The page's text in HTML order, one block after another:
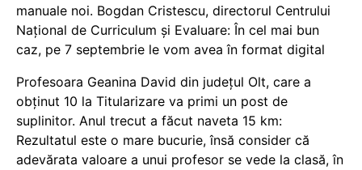
manuale noi. Bogdan Cristescu, directorul Centrului
Național de Curriculum și Evaluare: În cel mai bun
caz, pe 7 septembrie le vom avea în format digital
Profesoara Geanina David din județul Olt, care a
obținut 10 la Titularizare va primi un post de
suplinitor. Anul trecut a făcut naveta 15 km:
Rezultatul este o mare bucurie, însă consider că
adevărata valoare a unui profesor se vede la clasă, în